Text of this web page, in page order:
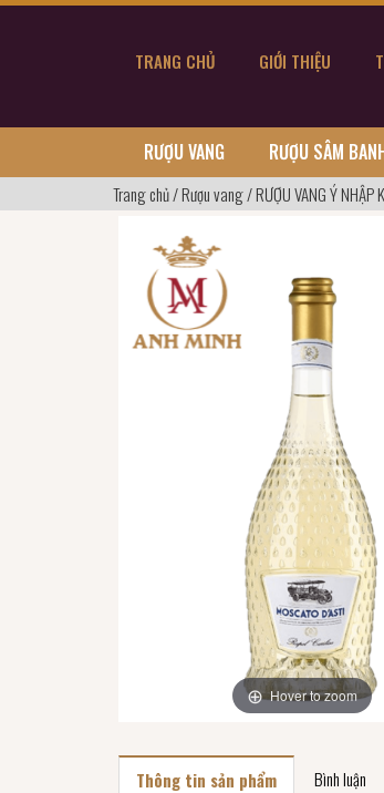
TRANG CHỦ GIỚI THIỆU
RƯỢU VANG RƯỢU SÂM
Trang chủ/Rượu vang/RƯỢU VANG Ý NHẬP
Hover to zoom
Thông tin sản phẩm Bình luận